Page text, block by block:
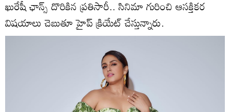
ఖురేషీ ఛాన్స్‌ దొరికిన ప్రతిసారీ.. సినిమా గురించి ఆసక్తికర
విషయాలు చెబుతూ హైప్‌ క్రియేట్‌ చేస్తున్నారు.